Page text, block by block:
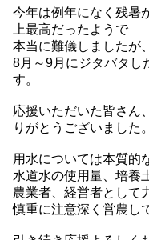
今年は例年になく残暑
上最高だったようで
本当に難儀しましたが
8月～9月にジタバタし
す。
応援いただいた皆さん
りがとうございました。
用水については本質的
水道水の使用量、培養
農業者、経営者として
慎重に注意深く営農し